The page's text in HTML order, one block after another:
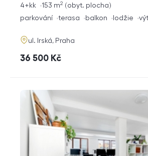
rozměry
4+kk obyt. plocha
153 m2
funkce
parkování terasa balkon lodžie
adresa
ul. Irská, Praha
cena
36 500 Kč